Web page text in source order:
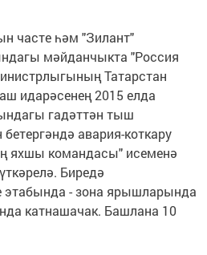
часте һәм "Зилант"
мәйданчыкта "Россия
Татарстан
идарәсенең 2015 елда
гадәттән тыш
авария-коткару
яхшы командасы" исеменә
Биредә
этабында - зона ярышларында
катнашачак. Башлана 10